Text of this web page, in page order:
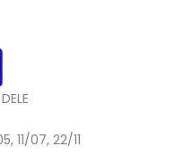
11/07, 22/11